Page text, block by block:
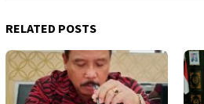
RELATED POSTS